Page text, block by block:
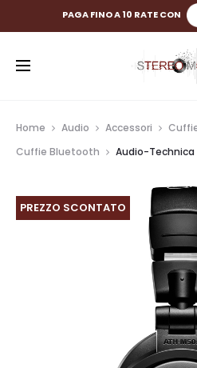
PAGA FINO A 10 RATE CON
Home Audio Accessori
Cuffie Bluetooth
Audio-Technica
PREZZO SCONTATO